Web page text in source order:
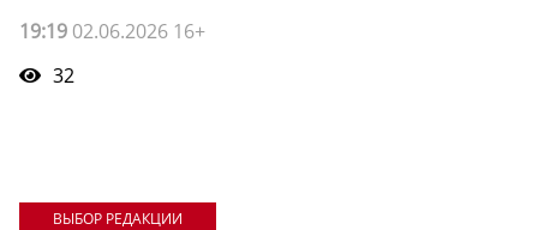
19:19 02.06.2026 16+
32
ВЫБОР РЕДАКЦИИ